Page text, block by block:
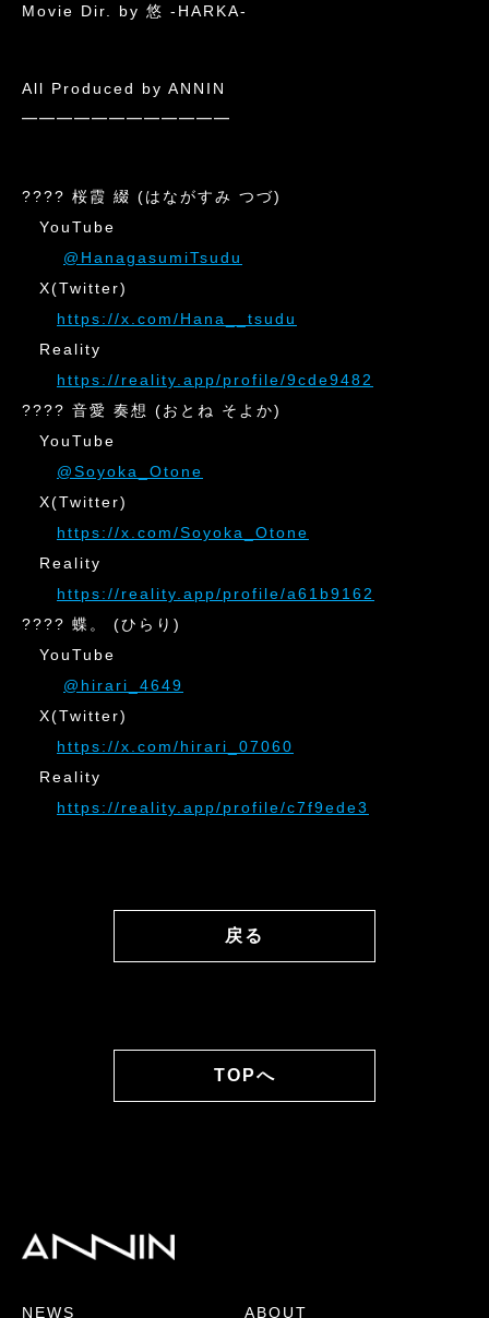
Movie Dir. by 悠 -HARKA-
All Produced by ANNIN
━━━━━━━━━━━━
???? 桜霞 綴 (はながすみ つづ)
YouTube
@HanagasumiTsudu
X(Twitter)
https://x.com/Hana__tsudu
Reality
https://reality.app/profile/9cde9482
???? 音愛 奏想 (おとね そよか)
YouTube
@Soyoka_Otone
X(Twitter)
https://x.com/Soyoka_Otone
Reality
https://reality.app/profile/a61b9162
???? 蝶。 (ひらり)
YouTube
@hirari_4649
X(Twitter)
https://x.com/hirari_07060
Reality
https://reality.app/profile/c7f9ede3
戻る
TOPへ
NEWS ABOUT